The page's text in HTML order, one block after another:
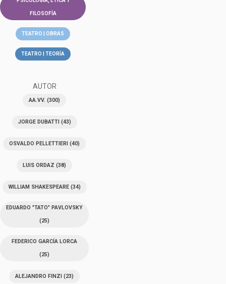
FILOSOFÍA
TEATRO | OBRAS
TEATRO | TEORÍA
AUTOR
AA.VV. (300)
JORGE DUBATTI(43)
OSVALDO PELLETTIERI (40)
LUIS ORDAZ (38)
WILLIAM SHAKESPEARE(34)
EDUARDO "TATO" PAVLOVSKY
(25)
FEDERICO GARCÍA LORCA
(25)
ALEJANDRO FINZI (23)